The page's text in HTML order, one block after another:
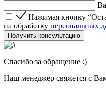
Нажимая кнопку
Нажимая кнопку
на обработку персональных
Получить консультацию
Спасибо за обращение :)
Наш менеджер свяжется с